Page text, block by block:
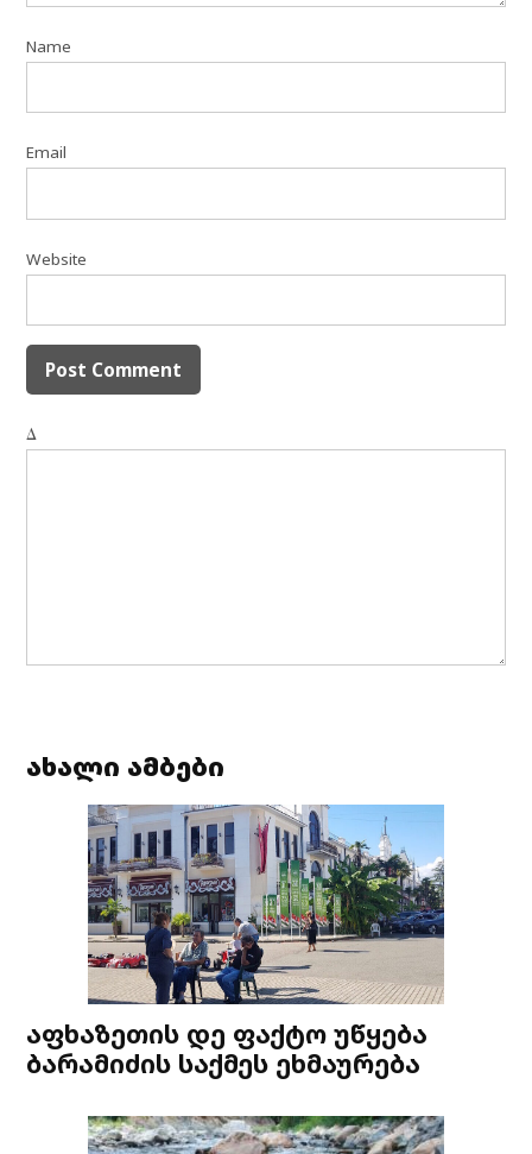
Name
Email
Website
Δ
ახალი ამბები
აფხაზეთის დე ფაქტო უწყება
ბარამიძის საქმეს ეხმაურება